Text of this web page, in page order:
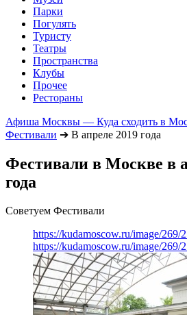
Парки
Погулять
Туристу
Театры
Пространства
Клубы
Прочее
Рестораны
Афиша Москвы — Куда сходить в
Фестивали ➔ В апреле 2019 года
Фестивали в Москве в
года
Советуем Фестивали
https://kudamoscow.ru/image/269/
https://kudamoscow.ru/image/269/